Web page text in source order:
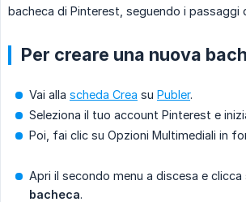
bacheca di Pinterest, seguendo i passaggi
Per creare una nuova
Vai alla scheda Crea su Publer.
Seleziona il tuo account Pinterest e
Poi, fai clic su Opzioni Multimediali in
Apri il secondo menu a discesa e clicca
bacheca.